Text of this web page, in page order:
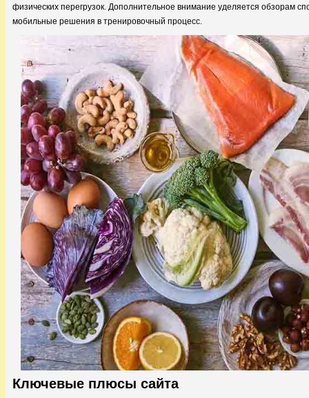
физических перегрузок. Дополнительное внимание уделяется обзорам
мобильные решения в тренировочный процесс.
Ключевые плюсы сайта